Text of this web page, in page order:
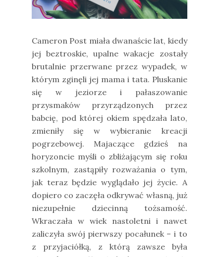
Cameron Post miała dwanaście lat, kiedy
jej beztroskie, upalne wakacje zostały
brutalnie przerwane przez wypadek, w
którym zginęli jej mama i tata. Pluskanie
się w jeziorze i pałaszowanie
przysmaków przyrządzonych przez
babcię, pod której okiem spędzała lato,
zmieniły się w wybieranie kreacji
pogrzebowej. Majaczące gdzieś na
horyzoncie myśli o zbliżającym się roku
szkolnym, zastąpiły rozważania o tym,
jak teraz będzie wyglądało jej życie. A
dopiero co zaczęła odkrywać własną, już
niezupełnie dziecinną tożsamość.
Wkraczała w wiek nastoletni i nawet
zaliczyła swój pierwszy pocałunek – i to
z przyjaciółką, z którą zawsze była